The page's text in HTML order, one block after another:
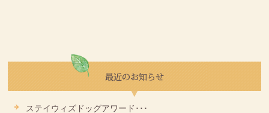
ステイウィズドッグアワード･･･